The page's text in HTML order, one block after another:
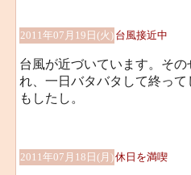
2011年07月19日(火) 台風接近中
台風が近づいています。そ
れ、一日バタバタして終っ
もしたし。
2011年07月18日(月)休日を満喫